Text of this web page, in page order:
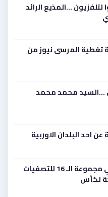
لتلفزيون ...المذيع الرائد
تغطية المرسى نيوز من
محمد محمد
منتخبنا الوطني في مجموعة الـ 16 للتصفيات
لكأس